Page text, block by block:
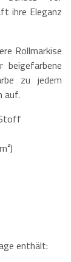
ihre Eleganz
Rollmarkise
beigefarbene
zu jedem
auf.
enthält: